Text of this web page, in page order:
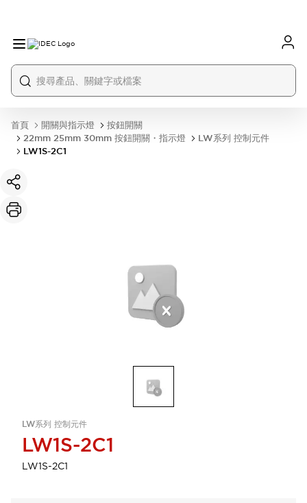
首頁 開關與指示燈
按鈕開關
22mm 25mm 30mm 按鈕開關・指示燈
LW系列 控制元件
LW1S-2C1
LW系列 控制元件
LW1S-2C1
LW1S-2C1